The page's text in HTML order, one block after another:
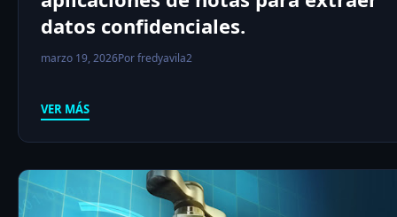
datos confidenciales.
marzo 19, 2026Por fredyavila2
VER MÁS